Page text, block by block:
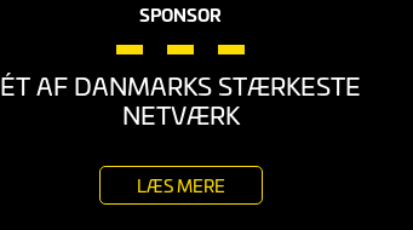
SPONSOR
ÉT AF DANMARKS STÆRKESTE
NETVÆRK
LÆS MERE